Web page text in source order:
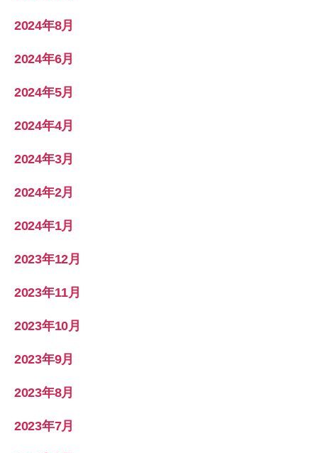
2024年8月
2024年6月
2024年5月
2024年4月
2024年3月
2024年2月
2024年1月
2023年12月
2023年11月
2023年10月
2023年9月
2023年8月
2023年7月